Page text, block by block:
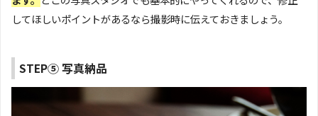
してほしいポイントがあるなら撮影時に伝えておきましょう。
STEP⑤ 写真納品